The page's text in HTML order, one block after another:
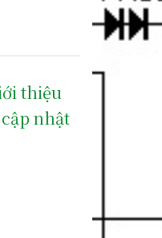
thiệu
nhật